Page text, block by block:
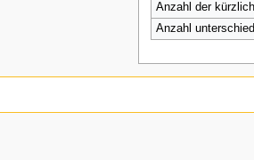
Anzahl der
Anzahl